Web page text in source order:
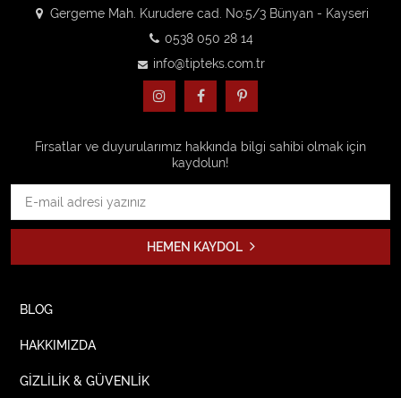
Gergeme Mah. Kurudere cad. No:5/3 Bünyan - Kayseri
0538 050 28 14
info@tipteks.com.tr
Fırsatlar ve duyurularımız hakkında bilgi sahibi olmak için
kaydolun!
HEMEN KAYDOL
BLOG
HAKKIMIZDA
GİZLİLİK & GÜVENLİK